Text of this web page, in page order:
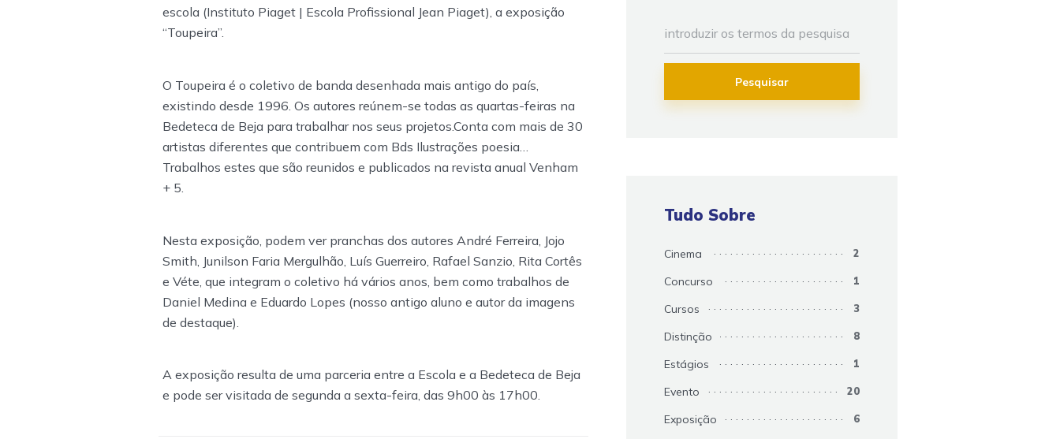
escola (Instituto Piaget | Escola Profissional Jean Piaget), a exposição
“Toupeira”.
O Toupeira é o coletivo de banda desenhada mais antigo do país,
existindo desde 1996. Os autores reúnem-se todas as quartas-feiras na
Bedeteca de Beja para trabalhar nos seus projetos.Conta com mais de 30
artistas diferentes que contribuem com Bds Ilustrações poesia…
Trabalhos estes que são reunidos e publicados na revista anual Venham
+ 5.
Nesta exposição, podem ver pranchas dos autores André Ferreira, Jojo
Smith, Junilson Faria Mergulhão, Luís Guerreiro, Rafael Sanzio, Rita Cortês
e Véte, que integram o coletivo há vários anos, bem como trabalhos de
Daniel Medina e Eduardo Lopes (nosso antigo aluno e autor da imagens
de destaque).
A exposição resulta de uma parceria entre a Escola e a Bedeteca de Beja
e pode ser visitada de segunda a sexta-feira, das 9h00 às 17h00.
Pesquisar
Tudo Sobre
Cinema 2
Concurso 1
Cursos 3
Distinção 8
Estágios 1
Evento 20
Exposição 6